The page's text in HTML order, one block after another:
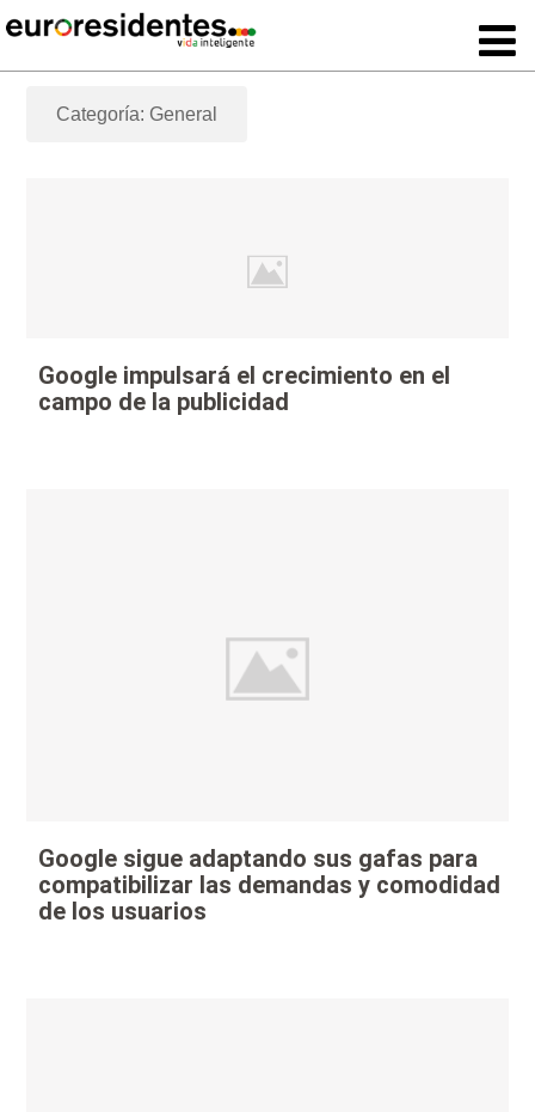
Categoría: General
Google impulsará el crecimiento en el
campo de la publicidad
Google sigue adaptando sus gafas para
compatibilizar las demandas y comodidad
de los usuarios